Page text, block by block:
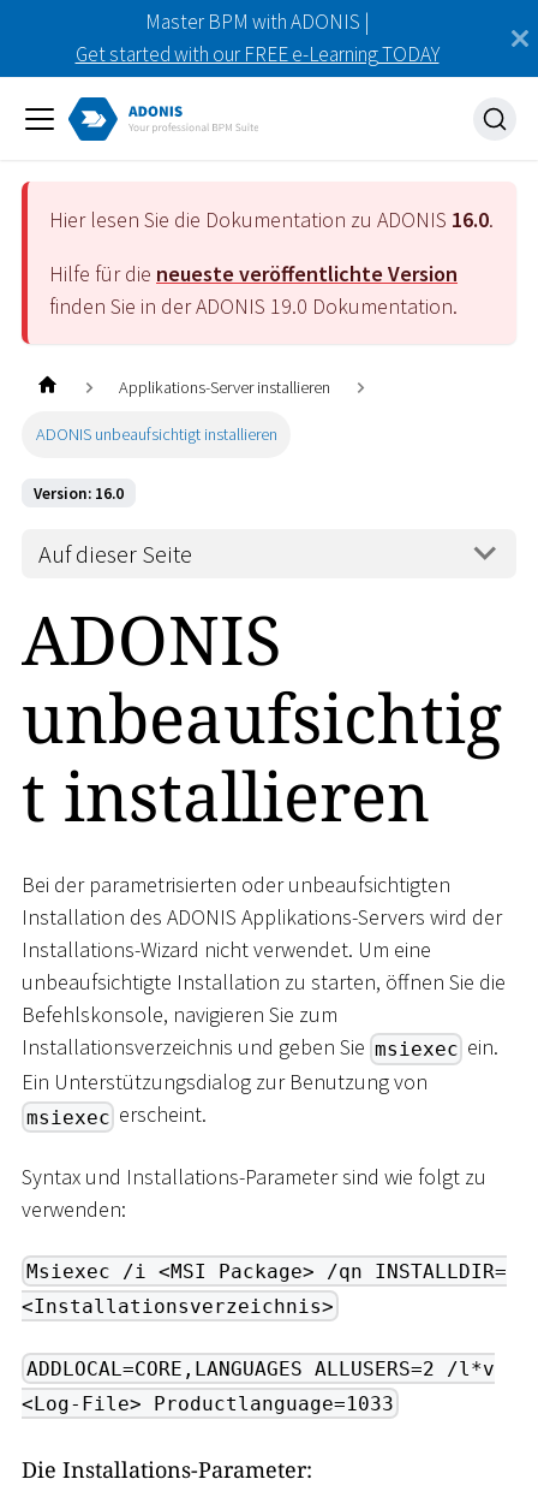
Master BPM with ADONIS |
Get started with our FREE e-Learning TODAY
Hier lesen Sie die Dokumentation zu ADONIS 16.0.
Hilfe für die neueste veröffentlichte Version
finden Sie in der ADONIS 19.0 Dokumentation.
Applikations-Server installieren
ADONIS unbeaufsichtigt installieren
Version: 16.0
Auf dieser Seite
ADONIS
unbeaufsichtig
t installieren
Bei der parametrisierten oder unbeaufsichtigten
Installation des ADONIS Applikations-Servers wird der
Installations-Wizard nicht verwendet. Um eine
unbeaufsichtigte Installation zu starten, öffnen Sie die
Befehlskonsole, navigieren Sie zum
Installationsverzeichnis und geben Sie msiexec ein.
Ein Unterstützungsdialog zur Benutzung von
msiexec erscheint.
Syntax und Installations-Parameter sind wie folgt zu
verwenden:
Msiexec /i <MSI Package> /qn INSTALLDIR=
<Installationsverzeichnis>
ADDLOCAL=CORE,LANGUAGES ALLUSERS=2 /l*v
<Log-File> Productlanguage=1033
Die Installations-Parameter: